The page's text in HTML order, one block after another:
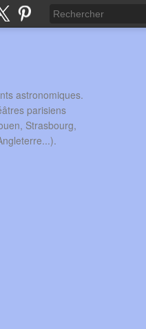
astronomiques.
parisiens
Strasbourg,